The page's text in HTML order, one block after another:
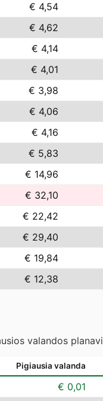
€ 4,54
€ 4,62
€ 4,14
€ 4,01
€ 3,98
€ 4,06
€ 4,16
€ 5,83
€ 14,96
€ 32,10
€ 22,42
€ 29,40
€ 19,84
€ 12,38
valandos
Pigiausia valanda
€ 0,01